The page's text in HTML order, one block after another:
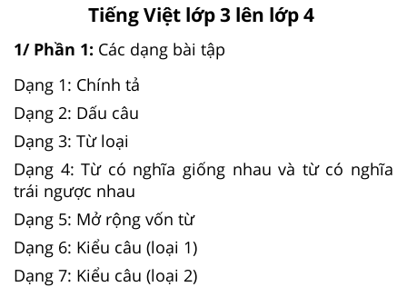
Tiếng Việt lớp 3 lên lớp 4
1/ Phần 1: Các dạng bài tập
Dạng 1: Chính tả
Dạng 2: Dấu câu
Dạng 3: Từ loại
Dạng 4: Từ có nghĩa giống nhau và từ có nghĩa
trái ngược nhau
Dạng 5: Mở rộng vốn từ
Dạng 6: Kiểu câu (loại 1)
Dạng 7: Kiểu câu (loại 2)